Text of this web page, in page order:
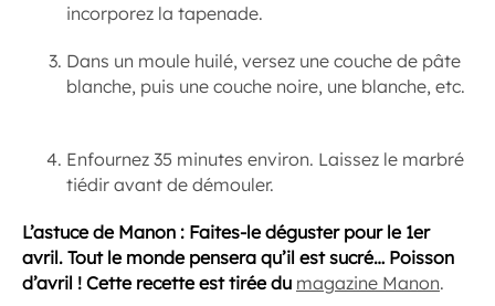
incorporez la tapenade.
Dans un moule huilé, versez une couche de pâte
blanche, puis une couche noire, une blanche, etc.
Enfournez 35 minutes environ. Laissez le marbré
tiédir avant de démouler.
L’astuce de Manon : Faites-le déguster pour le 1er
avril. Tout le monde pensera qu’il est sucré… Poisson
d’avril ! Cette recette est tirée du magazine Manon.